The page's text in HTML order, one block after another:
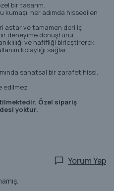
bir tasarım.
her adımda hissedilen
astar ve tamamen deri iç
deneyime dönüştürür.
ve hafifliği birleştirerek
kolaylığı sağlar.
sanatsal bir zarafet hissi.
edilmez
Özel sipariş
yoktur.
Yorum Yap